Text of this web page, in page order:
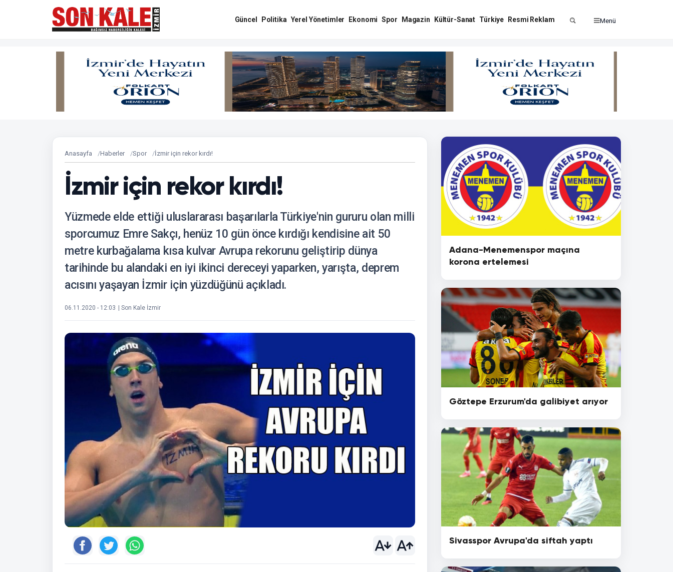
Güncel Politika Yerel Yönetimler Ekonomi Spor Magazin Kültür-Sanat Türkiye Resmi Reklam Menü
Anasayfa Haberler Spor İzmir için rekor kırdı!
İzmir için rekor kırdı!
Yüzmede elde ettiği uluslararası başarılarla Türkiye'nin gururu olan milli
sporcumuz Emre Sakçı, henüz 10 gün önce kırdığı kendisine ait 50
metre kurbağalama kısa kulvar Avrupa rekorunu geliştirip dünya
tarihinde bu alandaki en iyi ikinci dereceyi yaparken, yarışta, deprem
acısını yaşayan İzmir için yüzdüğünü açıkladı.
06.11.2020 - 12:03 | Son Kale İzmir
Adana-Menemenspor maçına
korona ertelemesi
Göztepe Erzurum'da galibiyet arıyor
Sivasspor Avrupa'da siftah yaptı